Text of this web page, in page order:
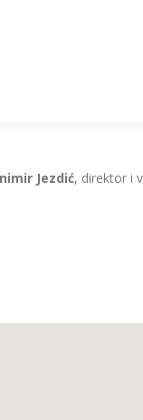
Jezdić, direktor i